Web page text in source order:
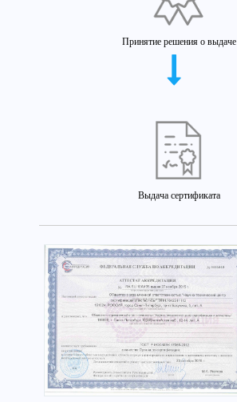
Принятие решения о выдаче
Выдача сертификата